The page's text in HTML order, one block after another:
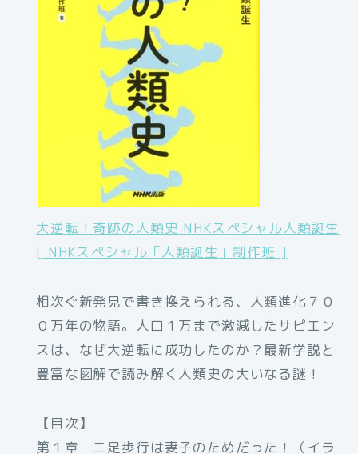
大逆転！奇跡の人類史 NHKスペシャル人類誕生
[ NHKスペシャル「人類誕生」制作班 ]
相次ぐ新発見で書き換えられる、人類進化７０
０万年の物語。人口１万まで激減したサピエン
スは、なぜ大逆転に成功したのか？最新学説と
豊富な図解で読み解く人類史の大いなる謎！
【目次】
第１章 二足歩行は妻子のためだった！（イラ